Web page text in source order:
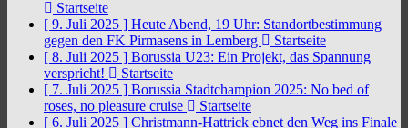
Startseite
[ 9. Juli 2025 ] Heute Abend, 19 Uhr: Standortbestimmung
gegen den FK Pirmasens in Lemberg
Startseite
[ 8. Juli 2025 ] Borussia U23: Ein Projekt, das Spannung
verspricht!
Startseite
[ 7. Juli 2025 ] Borussia Stadtchampion 2025: No bed of
roses, no pleasure cruise
Startseite
[ 6. Juli 2025 ] Christmann-Hattrick ebnet den Weg ins Finale